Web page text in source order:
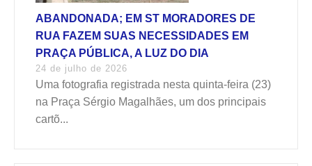
ABANDONADA; EM ST MORADORES DE
RUA FAZEM SUAS NECESSIDADES EM
PRAÇA PÚBLICA, A LUZ DO DIA
24 de julho de 2026
Uma fotografia registrada nesta quinta-feira (23)
na Praça Sérgio Magalhães, um dos principais
cartõ...